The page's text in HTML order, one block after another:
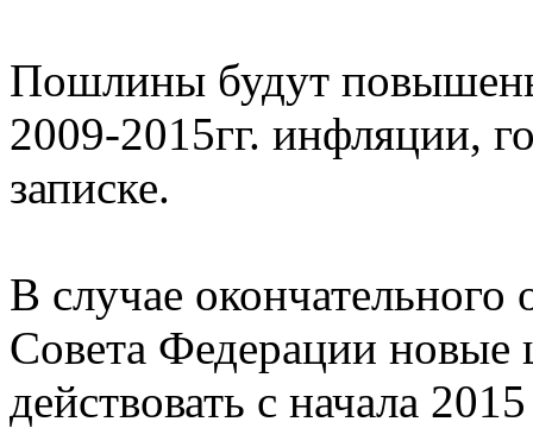
Пошлины будут
2009-2015гг. инфляции,
записке.
В случае
Совета Федерации новые
действовать с начала